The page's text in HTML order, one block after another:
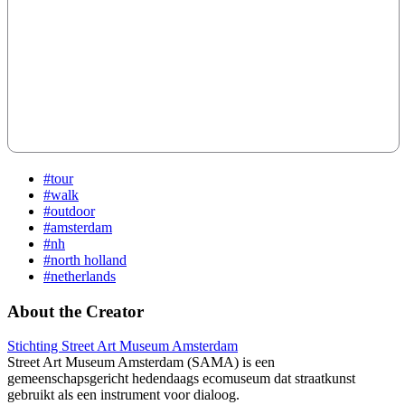
#tour
#walk
#outdoor
#amsterdam
#nh
#north holland
#netherlands
About the Creator
Stichting Street Art Museum Amsterdam
Street Art Museum Amsterdam (SAMA) is een
gemeenschapsgericht hedendaags ecomuseum dat straatkunst
gebruikt als een instrument voor dialoog.